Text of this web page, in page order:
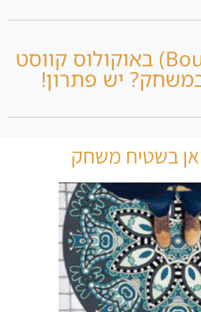
הבאונדרי (Boundry) באוקולוס קווסט
יש פתרון!
בשטיח משחק